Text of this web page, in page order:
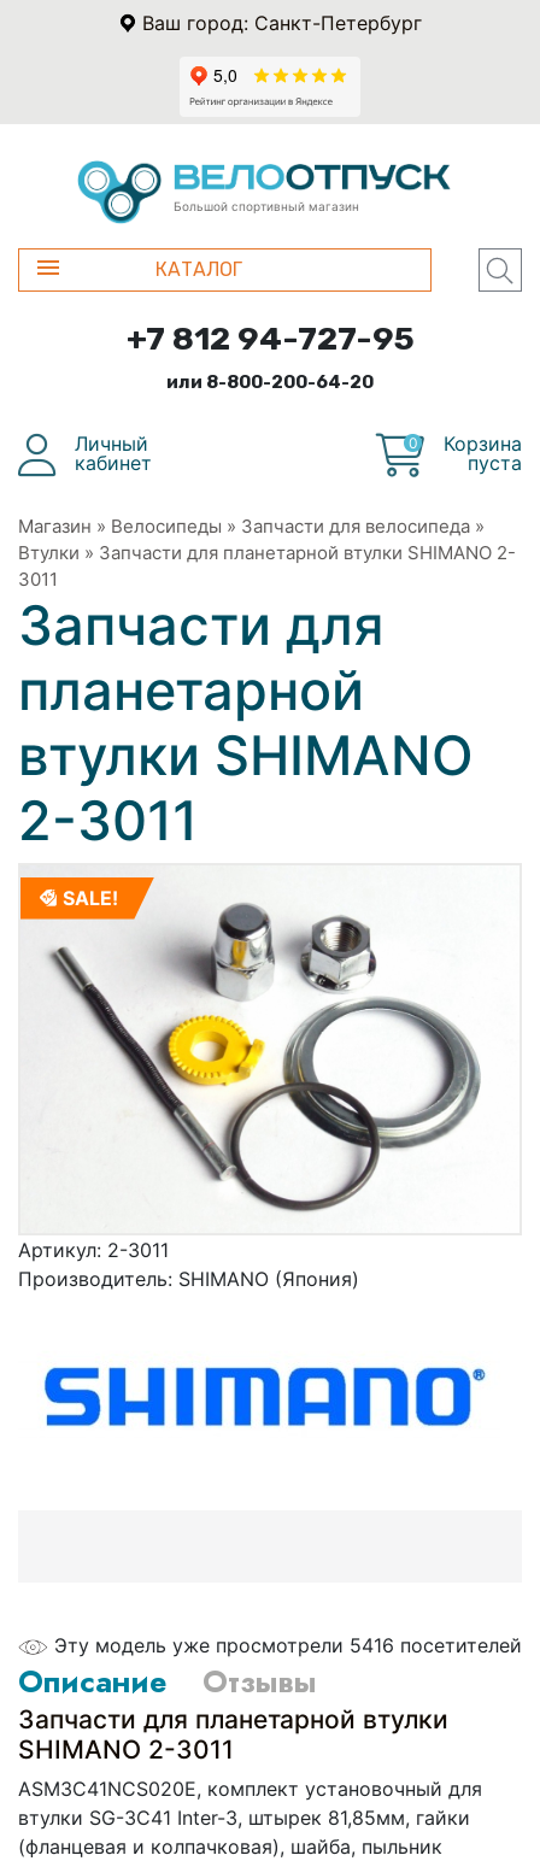
Ваш город: Санкт-Петербург
Большой спортивный магазин
КАТАЛОГ
+7 812 94-727-95
или 8-800-200-64-20
Личный
кабинет
0
Корзина
пуста
Магазин » Велосипеды » Запчасти для велосипеда »
Втулки » Запчасти для планетарной втулки SHIMANO 2-
3011
Запчасти для
планетарной
втулки SHIMANO
2-3011
SALE!
Артикул: 2-3011
Производитель: SHIMANO (Япония)
Эту модель уже просмотрели 5416 посетителей
Описание Отзывы
Запчасти для планетарной втулки
SHIMANO 2-3011
ASM3C41NCS020E, комплект установочный для
втулки SG-3C41 Inter-3, штырек 81,85мм, гайки
(фланцевая и колпачковая), шайба, пыльник